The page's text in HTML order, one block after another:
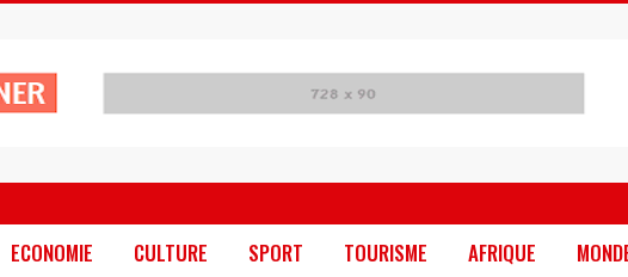
ECONOMIE CULTURE SPORT TOURISME AFRIQUE